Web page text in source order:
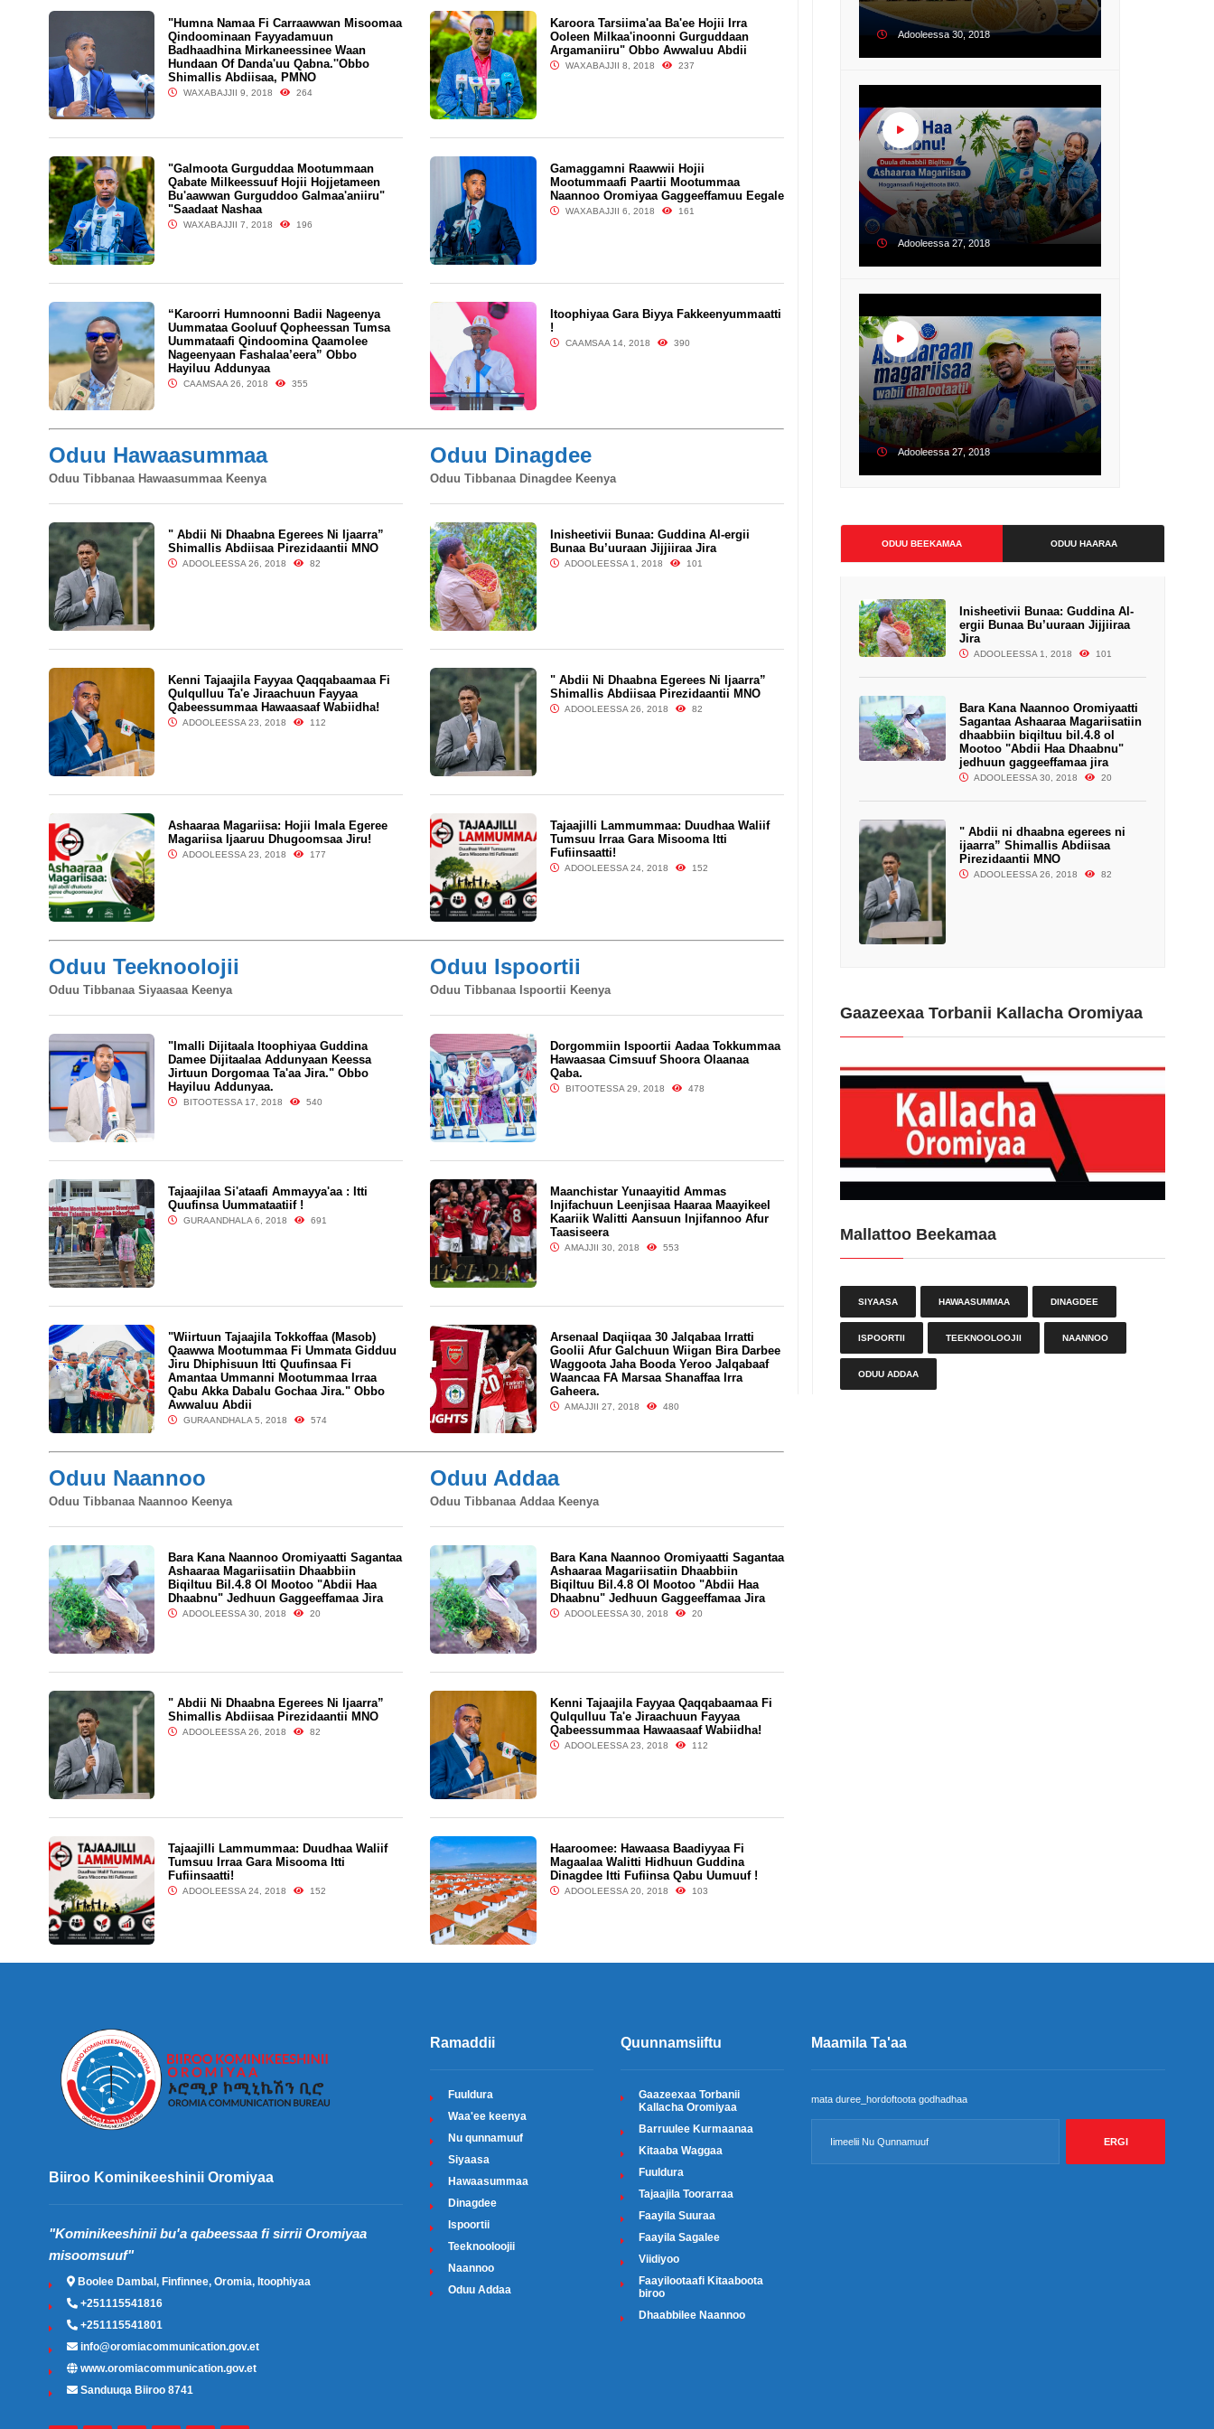
"Humna Namaa Fi Carraawwan Misoomaa
Qindoominaan Fayyadamuun
Badhaadhina Mirkaneessinee Waan
Hundaan Of Danda'uu Qabna.''Obbo
Shimallis Abdiisaa, PMNO
WAXABAJJII 9, 2018 264
Karoora Tarsiima'aa Ba'ee Hojii Irra
Ooleen Milkaa'inoonni Gurguddaan
Argamaniiru" Obbo Awwaluu Abdii
WAXABAJJII 8, 2018 237
"Galmoota Gurguddaa Mootummaan
Qabate Milkeessuuf Hojii Hojjetameen
Bu'aawwan Gurguddoo Galmaa'aniiru"
"Saadaat Nashaa
WAXABAJJII 7, 2018 196
Gamaggamni Raawwii Hojii
Mootummaafi Paartii Mootummaa
Naannoo Oromiyaa Gaggeeffamuu Eegale
WAXABAJJII 6, 2018 161
“Karoorri Humnoonni Badii Nageenya
Uummataa Gooluuf Qopheessan Tumsa
Uummataafi Qindoomina Qaamolee
Nageenyaan Fashalaa’eera” Obbo
Hayiluu Addunyaa
CAAMSAA 26, 2018 355
Itoophiyaa Gara Biyya Fakkeenyummaatti
!
CAAMSAA 14, 2018 390
Oduu Hawaasummaa
Oduu Tibbanaa Hawaasummaa Keenya
" Abdii Ni Dhaabna Egerees Ni Ijaarra”
Shimallis Abdiisaa Pirezidaantii MNO
ADOOLEESSA 26, 2018 82
Kenni Tajaajila Fayyaa Qaqqabaamaa Fi
Qulqulluu Ta'e Jiraachuun Fayyaa
Qabeessummaa Hawaasaaf Wabiidha!
ADOOLEESSA 23, 2018 112
Ashaaraa Magariisa: Hojii Imala Egeree
Magariisa Ijaaruu Dhugoomsaa Jiru!
ADOOLEESSA 23, 2018 177
Oduu Dinagdee
Oduu Tibbanaa Dinagdee Keenya
Inisheetivii Bunaa: Guddina Al-ergii
Bunaa Bu’uuraan Jijjiiraa Jira
ADOOLEESSA 1, 2018 101
" Abdii Ni Dhaabna Egerees Ni Ijaarra”
Shimallis Abdiisaa Pirezidaantii MNO
ADOOLEESSA 26, 2018 82
Tajaajilli Lammummaa: Duudhaa Waliif
Tumsuu Irraa Gara Misooma Itti
Fufiinsaatti!
ADOOLEESSA 24, 2018 152
Oduu Teeknoolojii
Oduu Tibbanaa Siyaasaa Keenya
"Imalli Dijitaala Itoophiyaa Guddina
Damee Dijitaalaa Addunyaan Keessa
Jirtuun Dorgomaa Ta'aa Jira." Obbo
Hayiluu Addunyaa.
BITOOTESSA 17, 2018 540
Tajaajilaa Si'ataafi Ammayya'aa : Itti
Quufinsa Uummataatiif !
GURAANDHALA 6, 2018 691
"Wiirtuun Tajaajila Tokkoffaa (Masob)
Qaawwa Mootummaa Fi Ummata Gidduu
Jiru Dhiphisuun Itti Quufinsaa Fi
Amantaa Ummanni Mootummaa Irraa
Qabu Akka Dabalu Gochaa Jira." Obbo
Awwaluu Abdii
GURAANDHALA 5, 2018 574
Oduu Ispoortii
Oduu Tibbanaa Ispoortii Keenya
Dorgommiin Ispoortii Aadaa Tokkummaa
Hawaasaa Cimsuuf Shoora Olaanaa
Qaba.
BITOOTESSA 29, 2018 478
Maanchistar Yunaayitid Ammas
Injifachuun Leenjisaa Haaraa Maayikeel
Kaariik Walitti Aansuun Injifannoo Afur
Taasiseera
AMAJJII 30, 2018 553
Arsenaal Daqiiqaa 30 Jalqabaa Irratti
Goolii Afur Galchuun Wiigan Bira Darbee
Waggoota Jaha Booda Yeroo Jalqabaaf
Waancaa FA Marsaa Shanaffaa Irra
Gaheera.
AMAJJII 27, 2018 480
Oduu Naannoo
Oduu Tibbanaa Naannoo Keenya
Bara Kana Naannoo Oromiyaatti Sagantaa
Ashaaraa Magariisatiin Dhaabbiin
Biqiltuu Bil.4.8 Ol Mootoo "Abdii Haa
Dhaabnu" Jedhuun Gaggeeffamaa Jira
ADOOLEESSA 30, 2018 20
" Abdii Ni Dhaabna Egerees Ni Ijaarra”
Shimallis Abdiisaa Pirezidaantii MNO
ADOOLEESSA 26, 2018 82
Tajaajilli Lammummaa: Duudhaa Waliif
Tumsuu Irraa Gara Misooma Itti
Fufiinsaatti!
ADOOLEESSA 24, 2018 152
Oduu Addaa
Oduu Tibbanaa Addaa Keenya
Bara Kana Naannoo Oromiyaatti Sagantaa
Ashaaraa Magariisatiin Dhaabbiin
Biqiltuu Bil.4.8 Ol Mootoo "Abdii Haa
Dhaabnu" Jedhuun Gaggeeffamaa Jira
ADOOLEESSA 30, 2018 20
Kenni Tajaajila Fayyaa Qaqqabaamaa Fi
Qulqulluu Ta'e Jiraachuun Fayyaa
Qabeessummaa Hawaasaaf Wabiidha!
ADOOLEESSA 23, 2018 112
Haaroomee: Hawaasa Baadiyyaa Fi
Magaalaa Walitti Hidhuun Guddina
Dinagdee Itti Fufiinsa Qabu Uumuuf !
ADOOLEESSA 20, 2018 103
Adooleessa 30, 2018
Adooleessa 27, 2018
Adooleessa 27, 2018
Adooleessa 12, 2018
Waxabajjii 8, 2018
Waxabajjii 7, 2018
Waxabajjii 6, 2018
ODUU BEEKAMAA ODUU HAARAA
Inisheetivii Bunaa: Guddina Al-
ergii Bunaa Bu’uuraan Jijjiiraa
Jira
ADOOLEESSA 1, 2018 101
Bara Kana Naannoo Oromiyaatti
Sagantaa Ashaaraa Magariisatiin
dhaabbiin biqiltuu bil.4.8 ol
Mootoo "Abdii Haa Dhaabnu"
jedhuun gaggeeffamaa jira
ADOOLEESSA 30, 2018 20
" Abdii ni dhaabna egerees ni
ijaarra” Shimallis Abdiisaa
Pirezidaantii MNO
ADOOLEESSA 26, 2018 82
Gaazeexaa Torbanii Kallacha Oromiyaa
Mallattoo Beekamaa
SIYAASA HAWAASUMMAA DINAGDEE
ISPOORTII TEEKNOOLOOJII NAANNOO
ODUU ADDAA
Biiroo Kominikeeshinii Oromiyaa
"Kominikeeshinii bu'a qabeessaa fi sirrii Oromiyaa
misoomsuuf"
Boolee Dambal, Finfinnee, Oromia, Itoophiyaa
+251115541816
+251115541801
info@oromiacommunication.gov.et
www.oromiacommunication.gov.et
Sanduuqa Biiroo 8741
Ramaddii
Fuuldura
Waa'ee keenya
Nu qunnamuuf
Siyaasa
Hawaasummaa
Dinagdee
Ispoortii
Teeknooloojii
Naannoo
Oduu Addaa
Quunnamsiiftu
Gaazeexaa Torbanii
Kallacha Oromiyaa
Barruulee Kurmaanaa
Kitaaba Waggaa
Fuuldura
Tajaajila Toorarraa
Faayila Suuraa
Faayila Sagalee
Viidiyoo
Faayilootaafi Kitaaboota
biroo
Dhaabbilee Naannoo
Maamila Ta'aa
mata duree_hordoftoota godhadhaa
ERGI